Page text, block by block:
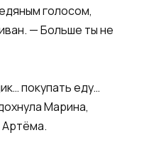
голосом,
— Больше ты не
покупать еду…
Марина,
Артёма.